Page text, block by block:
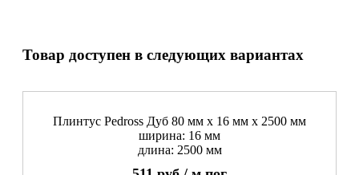
Товар доступен в следующих вариантах
Плинтус Pedross Дуб 80 мм х 16 мм х 2500 мм
ширина: 16 мм
длина: 2500 мм